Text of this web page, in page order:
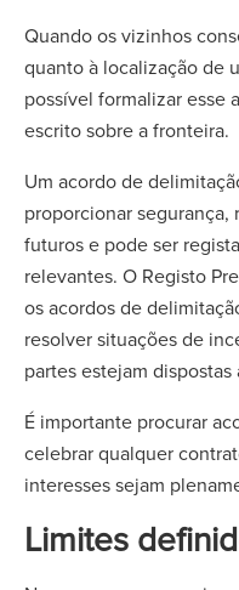
Quando os vizinhos
quanto à localização de
possível formalizar esse
escrito sobre a fronteira.
Um acordo de
proporcionar
futuros e pode ser
relevantes. O Registo
os acordos de
resolver situações de
partes estejam dispostas
É importante procurar
celebrar qualquer
interesses sejam
Limites